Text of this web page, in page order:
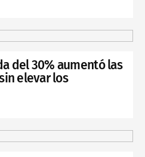
del 30% aumentó las
elevar los